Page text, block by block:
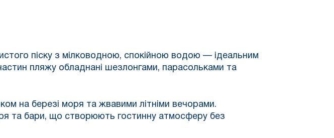
піску з мілководною, спокійною водою — ідеальним
пляжу обладнані шезлонгами, парасольками та
на березі моря та жвавими літніми вечорами.
та бари, що створюють гостинну атмосферу без